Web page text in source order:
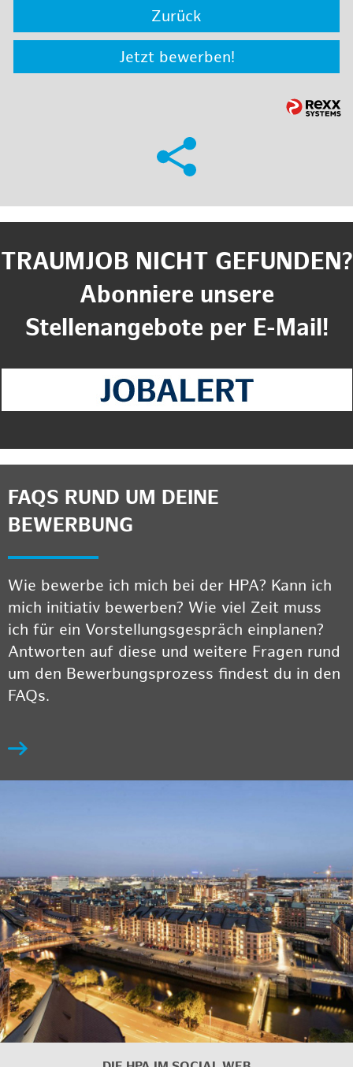
Zurück
Jetzt bewerben!
TRAUMJOB NICHT GEFUNDEN?
Abonniere unsere
Stellenangebote per E-Mail!
FAQS RUND UM DEINE
BEWERBUNG
Wie bewerbe ich mich bei der HPA? Kann ich
mich initiativ bewerben? Wie viel Zeit muss
ich für ein Vorstellungsgespräch einplanen?
Antworten auf diese und weitere Fragen rund
um den Bewerbungsprozess findest du in den
FAQs.